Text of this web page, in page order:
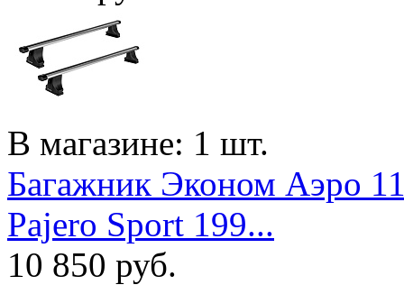
В магазине: 1 шт.
Багажник Эконом Аэро
Pajero Sport 199...
10 850 руб.